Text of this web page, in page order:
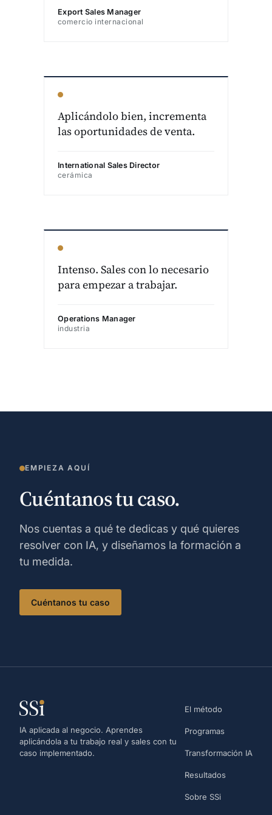
Export Sales Manager
comercio internacional
Aplicándolo bien, incrementa
las oportunidades de venta.
International Sales Director
cerámica
Intenso. Sales con lo necesario
para empezar a trabajar.
Operations Manager
industria
EMPIEZA AQUÍ
Cuéntanos tu caso.
Nos cuentas a qué te dedicas y qué quieres
resolver con IA, y diseñamos la formación a
tu medida.
Cuéntanos tu caso
IA aplicada al negocio. Aprendes
aplicándola a tu trabajo real y sales con tu
caso implementado.
El método
Programas
Transformación IA
Resultados
Sobre SSi